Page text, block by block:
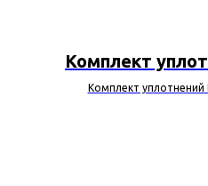
Комплект
Комплект уплотнений